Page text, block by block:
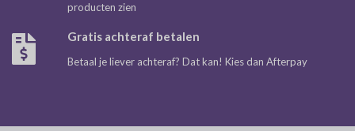
producten zien
Gratis achteraf betalen
Betaal je liever achteraf? Dat kan! Kies dan Afterpay